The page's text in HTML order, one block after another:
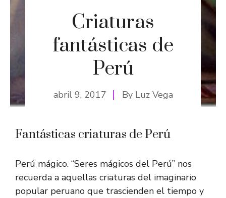
Criaturas
fantásticas de
Perú
abril 9, 2017 By Luz Vega
Fantásticas criaturas de Perú
Perú mágico. “Seres mágicos del Perú” nos
recuerda a aquellas criaturas del imaginario
popular peruano que trascienden el tiempo y